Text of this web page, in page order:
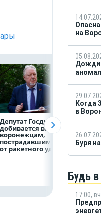
Депутат Госдумы
добивается выплат
воронежцам,
пострадавшим
от ракетного удара
и
на
Дожди
Когда
в
Буря
Будь
17:00,